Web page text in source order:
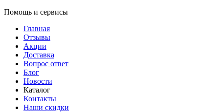
Помощь и сервисы
Главная
Отзывы
Акции
Доставка
Вопрос ответ
Блог
Новости
Каталог
Контакты
Наши скидки